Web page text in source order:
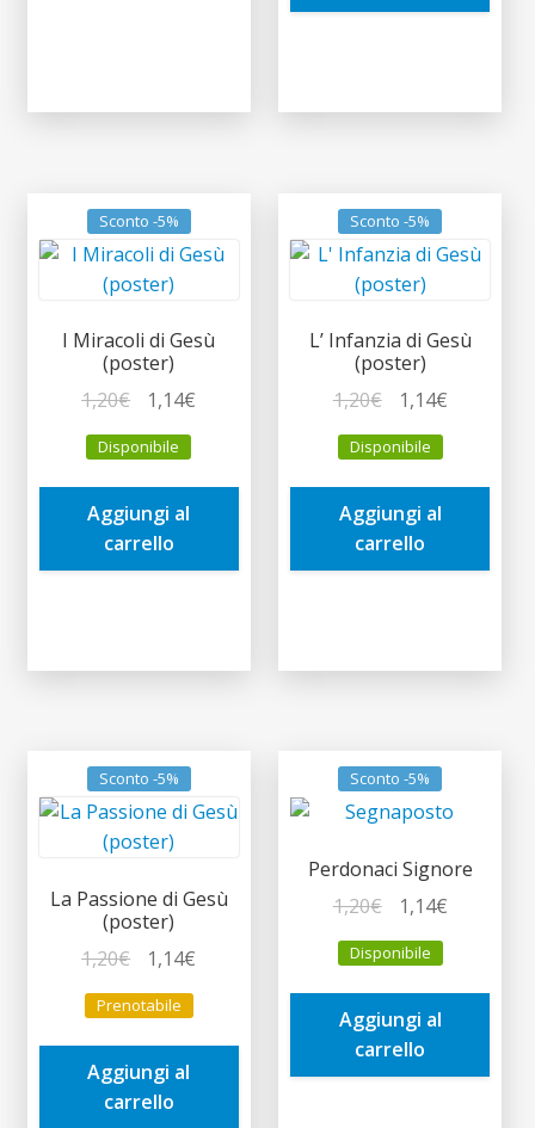
Sconto -5%
I Miracoli di Gesù
(poster)
1,20€
prezzo
originale
era:
1,20€.
1,14€
è:
Disponibile
Aggiungi al
carrello
Sconto -5%
L’ Infanzia di Gesù
(poster)
1,20€
prezzo
originale
era:
1,20€.
1,14€Il
è:
Disponibile
Aggiungi al
carrello
Sconto -5%
La Passione di Gesù
(poster)
1,20€
prezzo
originale
era:
1,20€.
1,14€
è:
Prenotabile
Aggiungi al
carrello
Sconto -5%
Perdonaci Signore
1,20€
prezzo
originale
era:
1,20€.
1,14€Il
è:
Disponibile
Aggiungi al
carrello